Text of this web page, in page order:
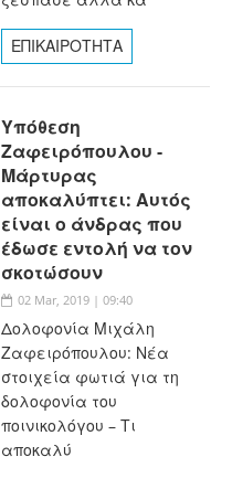
ΕΠΙΚΑΙΡΟΤΗΤΑ
Υπόθεση
Ζαφειρόπουλου -
Μάρτυρας
αποκαλύπτει: Αυτός
είναι ο άνδρας που
έδωσε εντολή να τον
σκοτώσουν
02 Mar, 2019 | 09:40
Δολοφονία Μιχάλη
Ζαφειρόπουλου: Νέα
στοιχεία φωτιά για τη
δολοφονία του
ποινικολόγου – Τι
αποκαλύ